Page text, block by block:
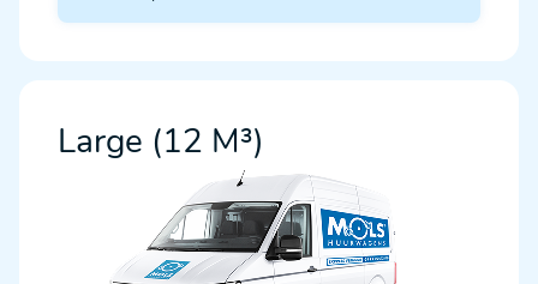
Large (12 M³)